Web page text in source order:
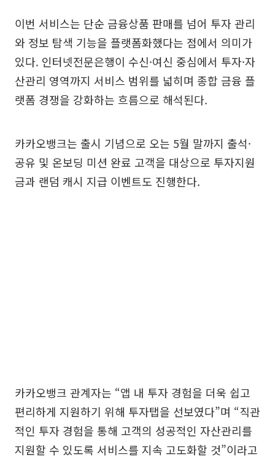
이번 서비스는 단순 금융상품 판매를 넘어 투자 관리
와 정보 탐색 기능을 플랫폼화했다는 점에서 의미가
있다. 인터넷전문은행이 수신·여신 중심에서 투자·자
산관리 영역까지 서비스 범위를 넓히며 종합 금융 플
랫폼 경쟁을 강화하는 흐름으로 해석된다.
카카오뱅크는 출시 기념으로 오는 5월 말까지 출석·
공유 및 온보딩 미션 완료 고객을 대상으로 투자지원
금과 랜덤 캐시 지급 이벤트도 진행한다.
카카오뱅크 관계자는 “앱 내 투자 경험을 더욱 쉽고
편리하게 지원하기 위해 투자탭을 선보였다”며 “직관
적인 투자 경험을 통해 고객의 성공적인 자산관리를
지원할 수 있도록 서비스를 지속 고도화할 것”이라고